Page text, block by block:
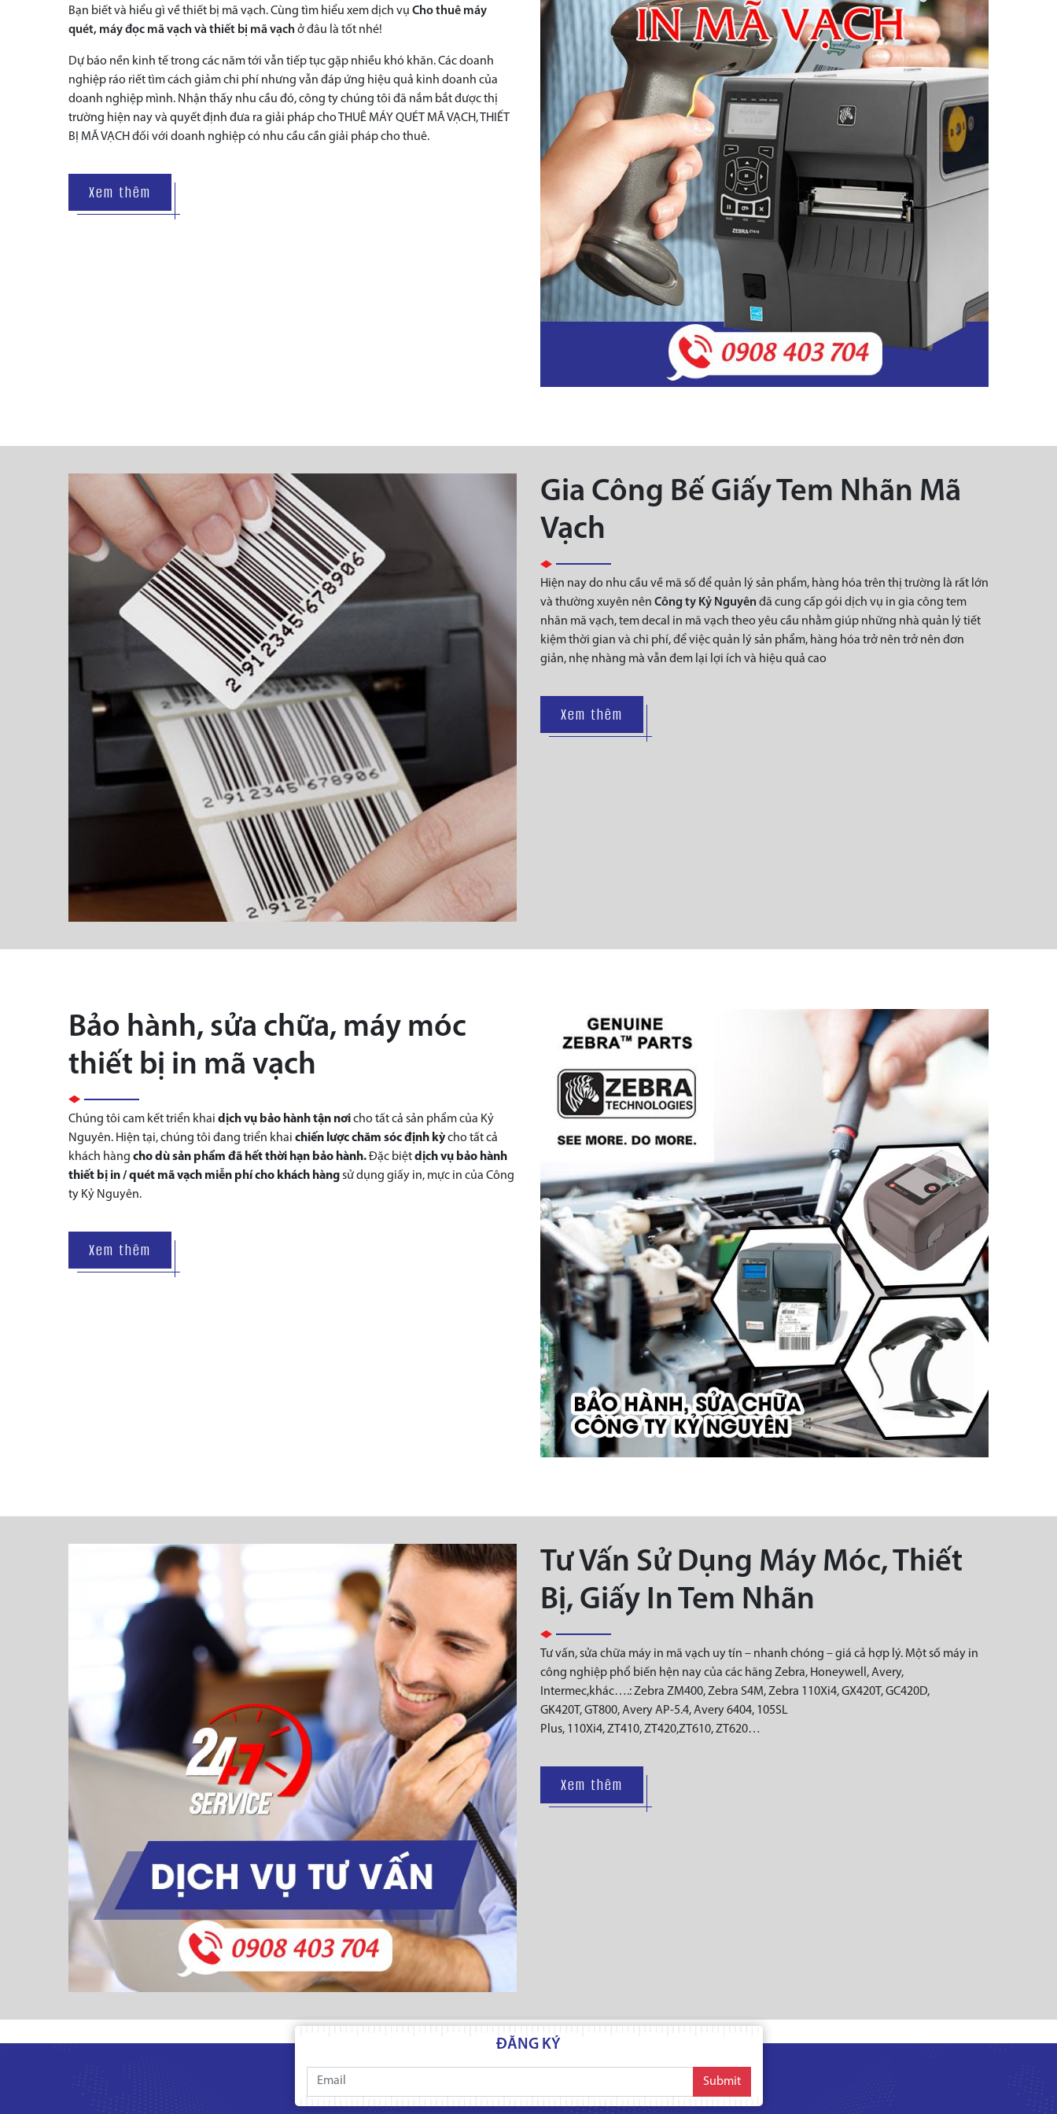
Bạn biết và hiểu gì về thiết bị mã vạch. Cùng tìm hiểu xem dịch vụ Cho thuê máy
quét, máy đọc mã vạch và thiết bị mã vạchở đâu là tốt nhé!
Dự báo nền kinh tế trong các năm tới vẫn tiếp tục gặp nhiều khó khăn. Các doanh
nghiệp ráo riết tìm cách giảm chi phí nhưng vẫn đáp ứng hiệu quả kinh doanh của
doanh nghiệp mình. Nhận thấy nhu cầu đó, công ty chúng tôi đã nắm bắt được thị
trường hiện nay và quyết định đưa ra giải pháp cho THUÊ MÁY QUÉT MÃ VẠCH, THIẾT
BỊ MÃ VẠCH đối với doanh nghiệp có nhu cầu cần giải pháp cho thuê.
Xem thêm
Gia Công Bế Giấy Tem Nhãn Mã
Vạch
Hiện nay do nhu cầu về mã số để quản lý sản phẩm, hàng hóa trên thị trường là rất lớn
và thường xuyên nên Công ty Kỷ Nguyên đã cung cấp gói dịch vụ in gia công tem
nhãn mã vạch, tem decal in mã vạch theo yêu cầu nhằm giúp những nhà quản lý tiết
kiệm thời gian và chi phí, để việc quản lý sản phẩm, hàng hóa trở nên trở nên đơn
giản, nhẹ nhàng mà vẫn đem lại lợi ích và hiệu quả cao
Xem thêm
Bảo hành, sửa chữa, máy móc
thiết bị in mã vạch
Chúng tôi cam kết triển khai dịch vụ bảo hành tận nơicho tất cả sản phẩm của Kỷ
Nguyên. Hiện tại, chúng tôi đang triển khai chiến lược chăm sóc định kỳcho tất cả
khách hàng cho dù sản phẩm đã hết thời hạn bảo hành.Đặc biệtdịch vụ bảo hành
thiết bị in / quét mã vạch miễn phí cho khách hàngsử dụng giấy in, mực in của Công
ty Kỷ Nguyên.
Xem thêm
Tư Vấn Sử Dụng Máy Móc, Thiết
Bị, Giấy In Tem Nhãn
Tư vấn, sửa chữa máy in mã vạch uy tín – nhanh chóng – giá cả hợp lý. Một số máy in
công nghiệp phổ biến hện nay của các hãng Zebra, Honeywell, Avery,
Intermec,khác….: Zebra ZM400, Zebra S4M, Zebra 110Xi4, GX420T, GC420D,
GK420T, GT800, Avery AP-5.4, Avery 6404, 105SL
Plus, 110Xi4, ZT410, ZT420,ZT610, ZT620…
Xem thêm
ĐĂNG KÝ
Submit